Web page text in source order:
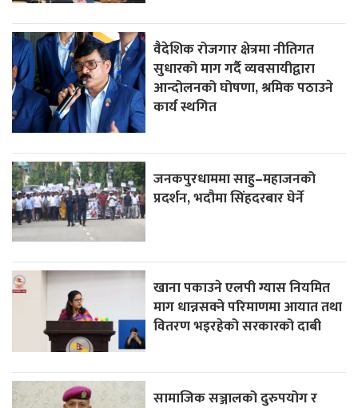
वैदेशिक रोजगार क्षेत्रमा नीतिगत
सुधारको माग गर्दै व्यवसायीद्वारा
आन्दोलनको घोषणा, श्रमिक पठाउने
कार्य स्थगित
जनकपुरधाममा साहु–महाजनको
प्रदर्शन, भदौमा सिंहदरबार घेर्ने
खाना पकाउने एलपी ग्यास नियमित
माग धान्नसक्ने परिमाणमा आयात तथा
वितरण भइरहेको सरकारको दाबी
सामाजिक सञ्जालको दुरुपयोग र